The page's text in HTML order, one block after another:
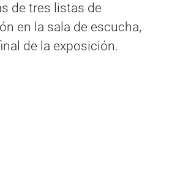
de tres listas de
en la sala de escucha,
de la exposición.